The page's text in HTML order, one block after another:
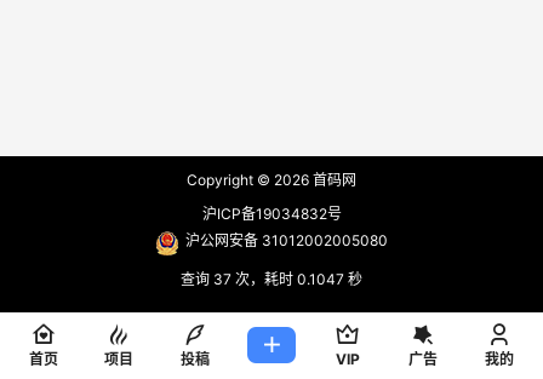
Copyright © 2026 首码网
沪ICP备19034832号
沪公网安备 31012002005080
查询 37 次，耗时 0.1047 秒
首页 项目 投稿 VIP 广告 我的